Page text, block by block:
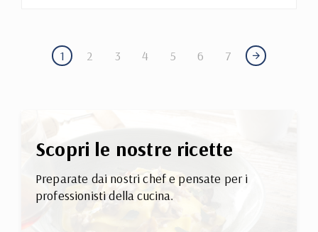
1 2 3 4 5 6 7
Scopri le nostre ricette
Preparate dai nostri chef e pensate per i
professionisti della cucina.